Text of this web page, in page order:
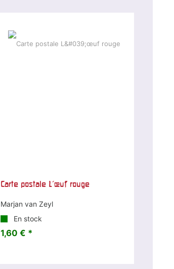
Carte postale L'œuf rouge
Marjan van Zeyl
En stock
1,60 € *